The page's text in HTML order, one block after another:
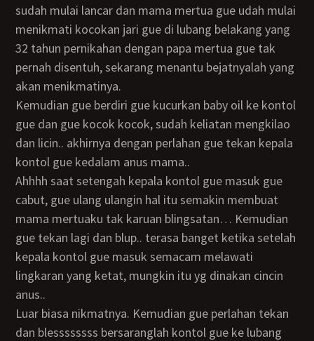
sudah mulai lancar dan mama mertua gue udah mulai
menikmati kocokan jari gue di lubang belakang yang
32 tahun pernikahan dengan papa mertua gue tak
pernah disentuh, sekarang menantu bejatnyalah yang
akan menikmatinya.
Kemudian gue berdiri gue kucurkan baby oil ke kontol
gue dan gue kocok kocok, sudah keliatan mengkilao
dan licin.. akhirnya dengan perlahan gue tekan kepala
kontol gue kedalam anus mama..
Ahhhh saat setengah kepala kontol gue masuk gue
cabut, gue ulang ulangin hal itu semakin membuat
mama mertuaku tak karuan blingsatan… Kemudian
gue tekan lagi dan blup.. terasa banget ketika setelah
kepala kontol gue masuk semacam melawati
lingkaran yang ketat, mungkin itu yg dinakan cincin
anus..
luar biasa nikmatnya. Kemudian gue perlahan tekan
dan blessssssss bersaranglah kontol gue ke lubang